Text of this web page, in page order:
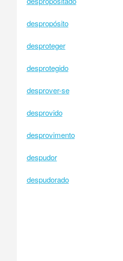
despropósito
desproteger
desprotegido
desprover-se
desprovido
desprovimento
despudor
despudorado